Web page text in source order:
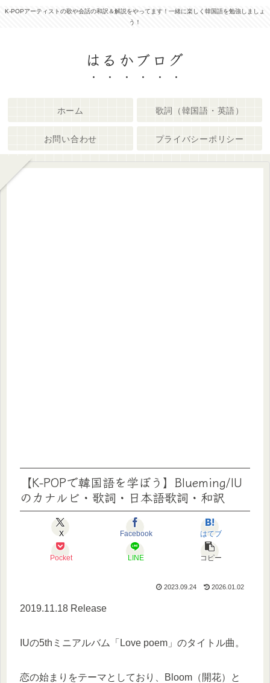
K-POPアーティストの歌や会話の和訳＆解説をやってます！一緒に楽しく韓国語を勉強しましょ
う！
はるかブログ
ホーム 歌詞（韓国語・英語）
お問い合わせ プライバシーポリシー
【K-POPで韓国語を学ぼう】Blueming/IU
のカナルビ・歌詞・日本語歌詞・和訳
X Facebook はてブ
Pocket LINE コピー
2023.09.24 2026.01.02
2019.11.18 Release
IUの5thミニアルバム「Love poem」のタイトル曲。
恋の始まりをテーマとしており、Bloom（開花）と